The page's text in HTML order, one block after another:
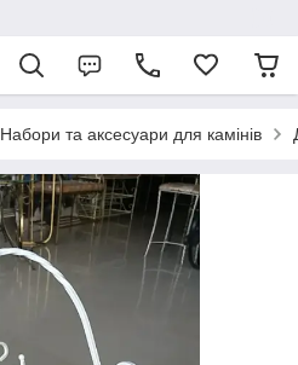
Набори та аксесуари для камінів